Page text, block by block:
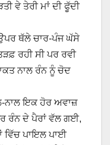
ਵੇ ਤੇਰੀ ਮਾਂ ਦੀ ਫੂੱਦੀ
ਥੱਲੇ ਚਾਰ-ਪੰਜ ਘੱਸੇ
ਰਹੀ ਸੀ ਪਰ ਰਵੀ
ਨਾਲ ਰੰਨ ਨੂੰ ਚੋਦ
ਨਾਲ ਇਕ ਹੋਰ ਅਵਾਜ਼
ਰੰਨ ਦੇ ਪੈਰਾਂ ਵੱਲ ਗਈ,
ਵਿੱਚ ਪਾਇਲ ਪਾਈ